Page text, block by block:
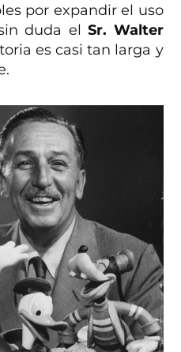
por expandir el uso
duda elSr. Walter
es casi tan larga y